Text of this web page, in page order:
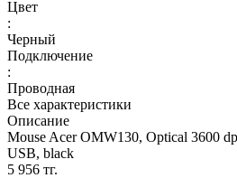
Цвет
:
Черный
Подключение
:
Проводная
Все характеристики
Описание
Mouse Acer OMW130, Optical 3600
USB, black
5 956 тг.